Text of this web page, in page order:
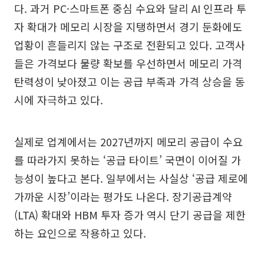
다. 과거 PC·스마트폰 중심 수요와 달리 AI 인프라 투
자 확대가 메모리 시장을 지탱하면서 경기 둔화에도
업황이 흔들리지 않는 구조로 전환되고 있다. 고객사
들은 가격보다 물량 확보를 우선하면서 메모리 가격
탄력성이 낮아졌고 이는 공급 부족과 가격 상승을 동
시에 자극하고 있다.
실제로 업계에서는 2027년까지 메모리 공급이 수요
를 따라가지 못하는 ‘공급 타이트’ 국면이 이어질 가
능성이 높다고 본다. 일부에서는 사실상 ‘공급 제로에
가까운 시장’이라는 평가도 나온다. 장기공급계약
(LTA) 확대와 HBM 투자 증가 역시 단기 공급을 제한
하는 요인으로 작용하고 있다.